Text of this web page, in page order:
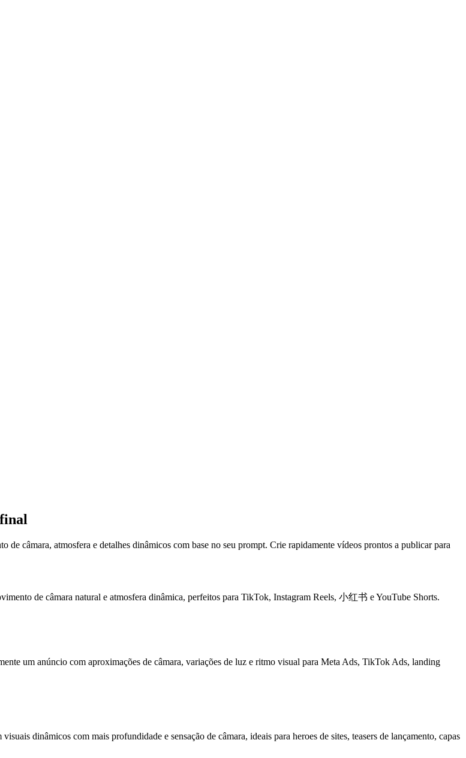
câmara, atmosfera e detalhes dinâmicos com base no seu prompt. Crie rapidamente vídeos prontos a publicar para
de câmara natural e atmosfera dinâmica, perfeitos para TikTok, Instagram Reels, 小红书 e YouTube Shorts.
um anúncio com aproximações de câmara, variações de luz e ritmo visual para Meta Ads, TikTok Ads, landing
dinâmicos com mais profundidade e sensação de câmara, ideais para heroes de sites, teasers de lançamento, capas